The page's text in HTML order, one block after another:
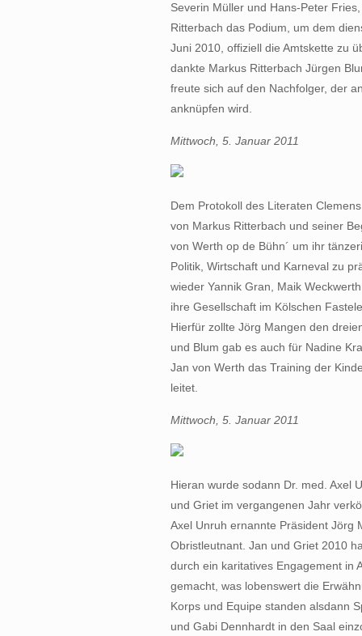
Severin Müller und Hans-Peter
Ritterbach das Podium, um dem
Juni 2010, offiziell die Amtskette zu
dankte Markus Ritterbach Jürgen
freute sich auf den Nachfolger, der
anknüpfen wird.
Mittwoch, 5. Januar 2011
Dem Protokoll des Literaten
von Markus Ritterbach und seiner
von Werth op de Bühn´ um ihr
Politik, Wirtschaft und Karneval zu
wieder Yannik Gran, Maik
ihre Gesellschaft im Kölschen
Hierfür zollte Jörg Mangen den
und Blum gab es auch für Nadine
Jan von Werth das Training der
leitet.
Mittwoch, 5. Januar 2011
Hieran wurde sodann Dr. med. Axel
und Griet im vergangenen Jahr
Axel Unruh ernannte Präsident Jörg
Obristleutnant. Jan und Griet 2010
durch ein karitatives Engagement in
gemacht, was lobenswert die
Korps und Equipe standen alsdann
und Gabi Dennhardt in den Saal